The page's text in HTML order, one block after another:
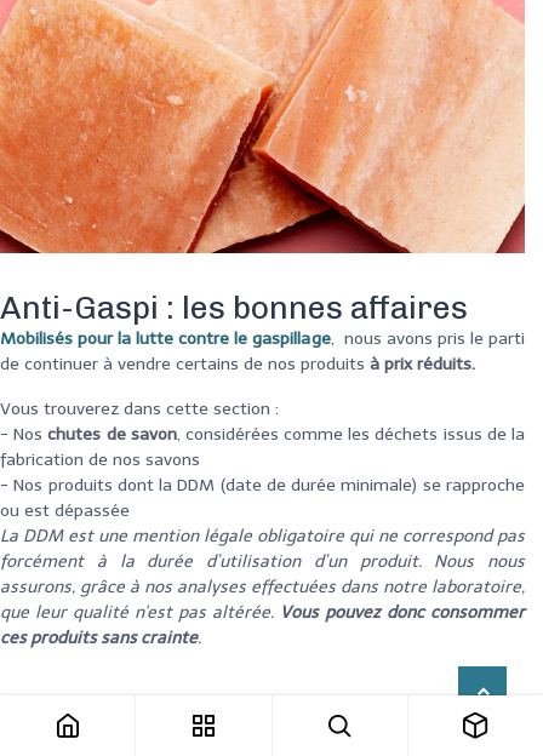
Anti-Gaspi : les bonnes affaires
Mobilisés pour la lutte contre le gaspillage, nous avons pris le parti
de continuer à vendre certains de nos produits à prix réduits.
Vous trouverez dans cette section :
- Noschutes de savon, considérées comme les déchets issus de la
fabrication de nos savons
- Nos produits dont la DDM (date de durée minimale) se rapproche
ou est dépassée
La DDM est une mention légale obligatoire qui ne correspond pas
forcément à la durée d’utilisation d’un produit. Nous nous
assurons, grâce à nos analyses effectuées dans notre laboratoire,
que leur qualité n'est pas altérée. Vous pouvez donc consommer
ces produits sans crainte.